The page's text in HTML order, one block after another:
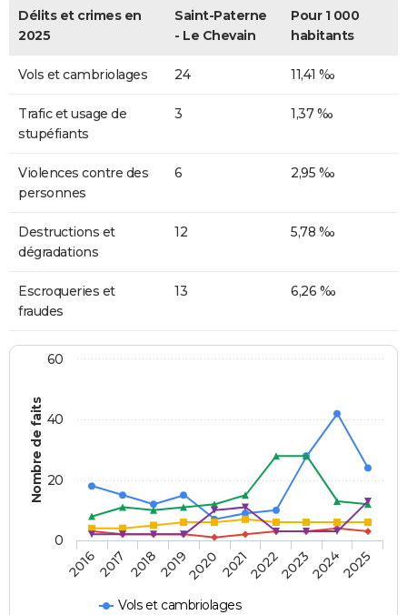
Délits et crimes en
2025
Saint-Paterne
- Le Chevain
Pour 1 000
habitants
Vols et cambriolages 24 11,41 ‰
Trafic et usage de
stupéfiants
3 1,37 ‰
Violences contre des
personnes
6 2,95 ‰
Destructions et
dégradations
12 5,78 ‰
Escroqueries et
fraudes
13 6,26 ‰
Nombre de faits
Vols et cambriolages
20162017 20182019202020212022202320242025
0
20
40
60